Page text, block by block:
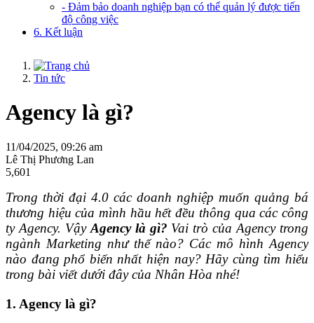
- Đảm bảo doanh nghiệp bạn có thể quản lý được tiến
độ công việc
6. Kết luận
Tin tức
Agency là gì?
11/04/2025, 09:26 am
Lê Thị Phương Lan
5,601
Trong thời đại 4.0 các doanh nghiệp muốn quảng bá
thương hiệu của mình hầu hết đều thông qua các công
ty Agency. Vậy Agency là gì? Vai trò của Agency trong
ngành Marketing như thế nào? Các mô hình Agency
nào đang phổ biến nhất hiện nay? Hãy cùng tìm hiểu
trong bài viết dưới đây của Nhân Hòa nhé!
1. Agency là gì?